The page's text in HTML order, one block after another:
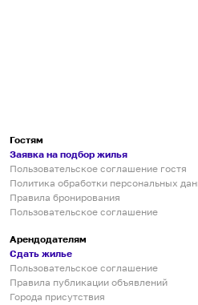
Гостям
Заявка на подбор жилья
Пользовательское соглашение гостя
Политика обработки персональных
Правила бронирования
Пользовательское соглашение
Арендодателям
Сдать жилье
Пользовательское соглашение
Правила публикации объявлений
Города присутствия